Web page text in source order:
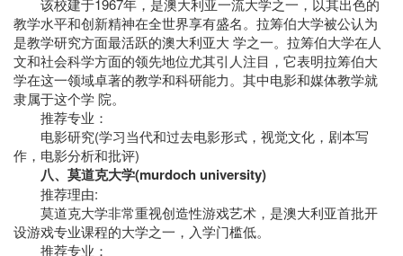
教学水平和创新精神在全世界享有盛名。拉筹伯大学被公认为
是教学研究方面最活跃的澳大利亚大 学之一。拉筹伯大学在人
文和社会科学方面的领先地位尤其引人注目，它表明拉筹伯大
学在这一领域卓著的教学和科研能力。其中电影和媒体教学就
隶属于这个学 院。
推荐专业：
电影研究(学习当代和过去电影形式，视觉文化，剧本写
作，电影分析和批评)
八、莫道克大学(murdoch university)
推荐理由:
莫道克大学非常重视创造性游戏艺术，是澳大利亚首批开
设游戏专业课程的大学之一，入学门槛低。
推荐专业：